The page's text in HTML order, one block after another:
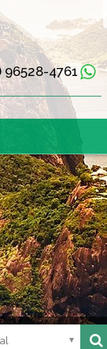
96528-4761